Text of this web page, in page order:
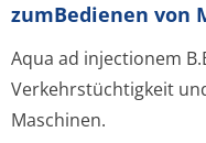
zumBedienen von
Aqua ad injectionem
Verkehrstüchtigkeit
Maschinen.